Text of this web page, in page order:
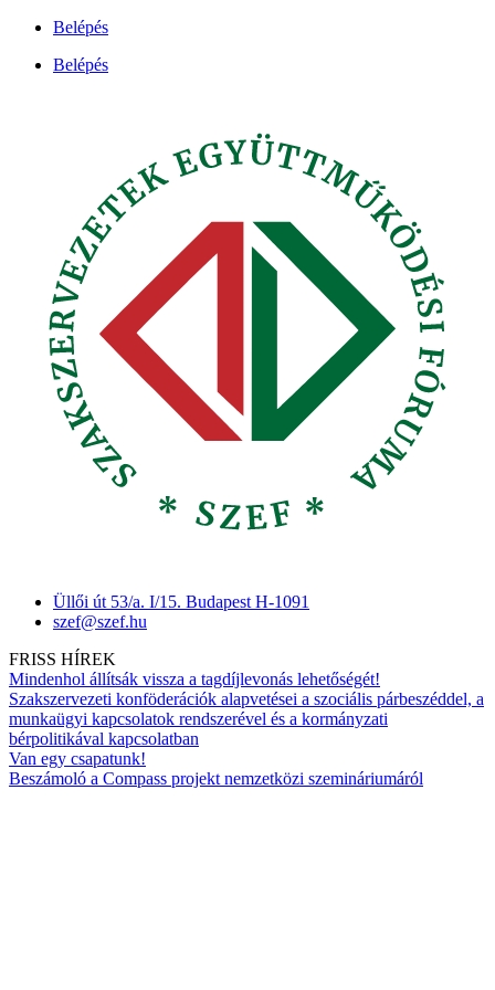
Ugrás
tartalomhoz
Belépés
Belépés
Üllői út 53/a. I/15. Budapest H-1091
szef@szef.hu
FRISS HÍREK
Mindenhol állítsák vissza a tagdíjlevonás lehetőségét!
Szakszervezeti konföderációk alapvetései a szociális párbeszéddel, a
munkaügyi kapcsolatok rendszerével és a kormányzati
bérpolitikával kapcsolatban
Van egy csapatunk!
Beszámoló a Compass projekt nemzetközi szemináriumáról